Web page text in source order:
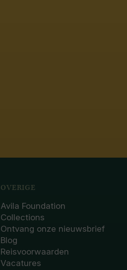
OVERIGE
Avila Foundation
Collections
Ontvang onze nieuwsbrief
Blog
Reisvoorwaarden
Vacatures